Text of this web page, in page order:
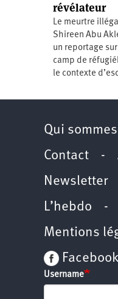
Commerce
Hôpitaux
SNCF
Féminisme
LGBTI
Éducation
Santé
Vidéos
révélateur
Le meurtre
Shireen Abu
un reportage
camp de
le contexte
Qui
Contact -
Newsletter
L’hebdo -
Mentions
Facebook
Username